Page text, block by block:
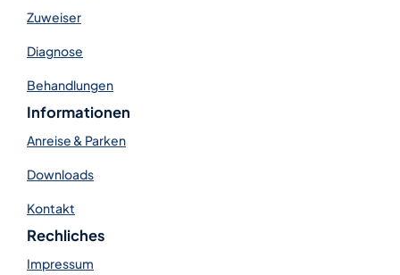
Zuweiser
Diagnose
Behandlungen
Informationen
Anreise & Parken
Downloads
Kontakt
Rechliches
Impressum